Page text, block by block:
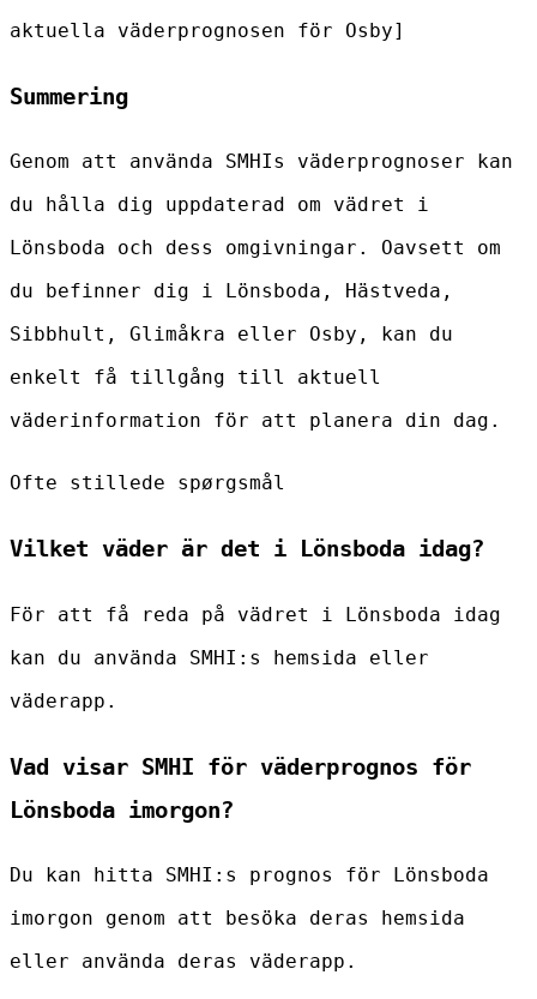
aktuella väderprognosen för Osby]
Summering
Genom att använda SMHIs väderprognoser kan
du hålla dig uppdaterad om vädret i
Lönsboda och dess omgivningar. Oavsett om
du befinner dig i Lönsboda, Hästveda,
Sibbhult, Glimåkra eller Osby, kan du
enkelt få tillgång till aktuell
väderinformation för att planera din dag.
Ofte stillede spørgsmål
Vilket väder är det i Lönsboda idag?
För att få reda på vädret i Lönsboda idag
kan du använda SMHI:s hemsida eller
väderapp.
Vad visar SMHI för väderprognos för
Lönsboda imorgon?
Du kan hitta SMHI:s prognos för Lönsboda
imorgon genom att besöka deras hemsida
eller använda deras väderapp.